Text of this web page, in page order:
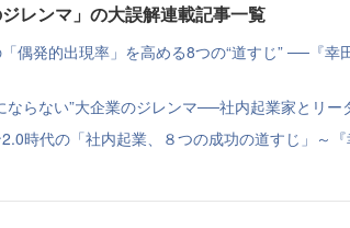
ジレンマ」の大誤解連載記事一覧
偶発的出現率」を高める8つの“道すじ” ──『幸
ならない”大企業のジレンマ──社内起業家とリー
時代の「社内起業、８つの成功の道すじ」～『